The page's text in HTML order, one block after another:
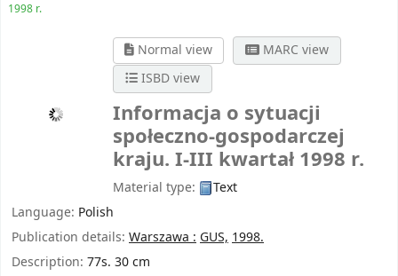
1998 r.
Normal view
MARC view
ISBD view
Informacja o sytuacji
społeczno-gospodarczej
kraju. I-III kwartał 1998 r.
Material type:
Text
Language: Polish
Publication details: Warszawa : GUS, 1998.
Description: 77s. 30 cm